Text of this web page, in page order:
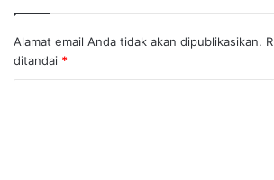
Alamat email Anda tidak akan dipublikasikan.
ditandai *